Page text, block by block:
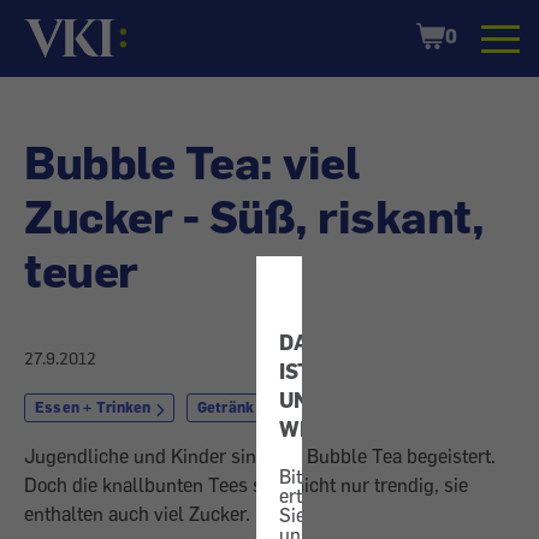
DATENSCHUTZ
IST
UNS
WICHTIG!
Bitte
erteilen
Sie
Startseite
Shopping
Cart
0
Bubble Tea: viel
Zucker - Süß, riskant,
teuer
27.9.2012
Essen + Trinken Getränk
Jugendliche und Kinder sind von Bubble Tea begeistert.
Doch die knallbunten Tees sind nicht nur trendig, sie
enthalten auch viel Zucker.